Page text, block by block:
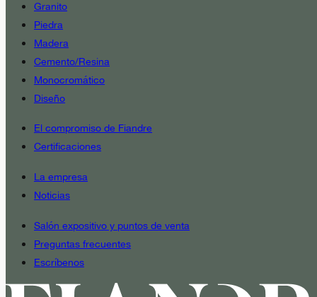
Granito
Piedra
Madera
Cemento/Resina
Monocromático
Diseño
El compromiso de Fiandre
Certificaciones
La empresa
Noticias
Salón expositivo y puntos de venta
Preguntas frecuentes
Escríbenos